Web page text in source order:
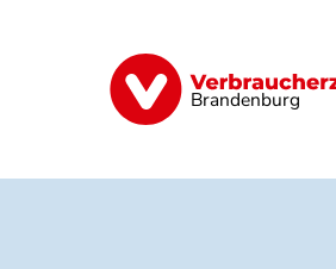
Brandenburg
Finanzen Digitales